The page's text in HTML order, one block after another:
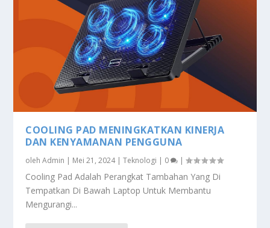
COOLING PAD MENINGKATKAN KINERJA
DAN KENYAMANAN PENGGUNA
olehAdmin | Mei 21, 2024|Teknologi | 0 |
Cooling Pad Adalah Perangkat Tambahan Yang Di
Tempatkan Di Bawah Laptop Untuk Membantu
Mengurangi...